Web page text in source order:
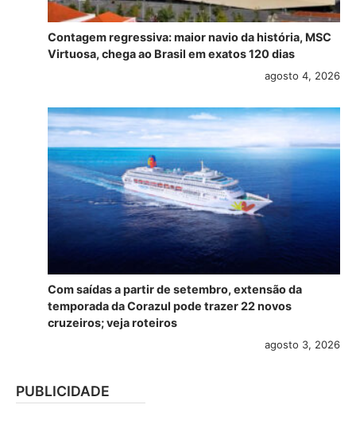
Contagem regressiva: maior navio da história, MSC
Virtuosa, chega ao Brasil em exatos 120 dias
agosto 4, 2026
Com saídas a partir de setembro, extensão da
temporada da Corazul pode trazer 22 novos
cruzeiros; veja roteiros
agosto 3, 2026
PUBLICIDADE